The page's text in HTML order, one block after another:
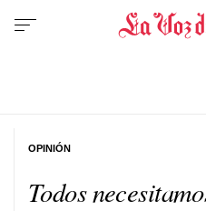
Todos
OPINIÓN